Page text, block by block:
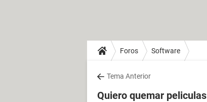
Foros Software
Tema Anterior
Quiero quemar peliculas